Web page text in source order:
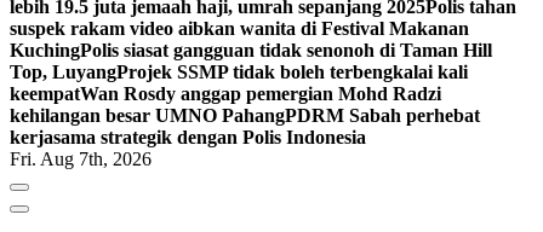
lebih 19.5 juta jemaah haji, umrah sepanjang 2025Polis tahan
suspek rakam video aibkan wanita di Festival Makanan
KuchingPolis siasat gangguan tidak senonoh di Taman Hill
Top, LuyangProjek SSMP tidak boleh terbengkalai kali
keempatWan Rosdy anggap pemergian Mohd Radzi
kehilangan besar UMNO PahangPDRM Sabah perhebat
kerjasama strategik dengan Polis Indonesia
Fri. Aug 7th, 2026